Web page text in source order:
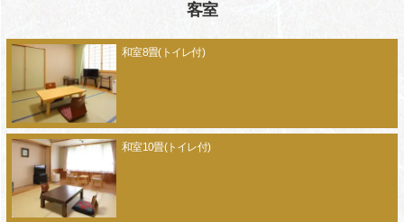
客室
和室8畳(トイレ付)
和室10畳(トイレ付)